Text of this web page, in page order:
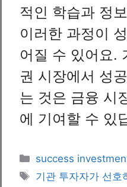
적인 학습과 정
이러한 과정이
어질 수 있어요.
권 시장에서 성
는 것은 금융 시
에 기여할 수 있
Categories
success
Tags
기관 투자자가 선호